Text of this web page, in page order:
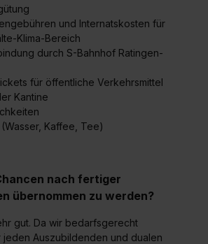
und Internatskosten für
Klima-Bereich
durch S-Bahnhof Ratingen-
für öffentliche Verkehrsmittel
Kantine
Kaffee, Tee)
nach fertiger
übernommen zu werden?
gut. Da wir bedarfsgerecht
jeden Auszubildenden und dualen